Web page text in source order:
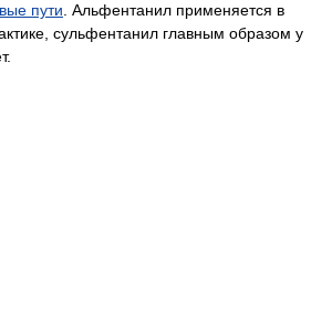
пути. Альфентанил применяется в
сульфентанил главным образом у